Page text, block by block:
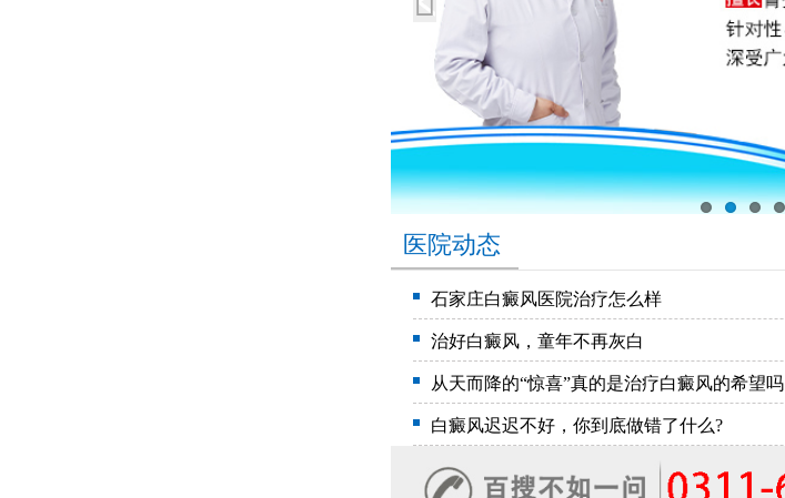
医院动态
石家庄白癜风医院治疗怎么样
治好白癜风，童年不再灰白
从天而降的“惊喜”真的是治疗白癜风的希望吗
白癜风迟迟不好，你到底做错了什么?